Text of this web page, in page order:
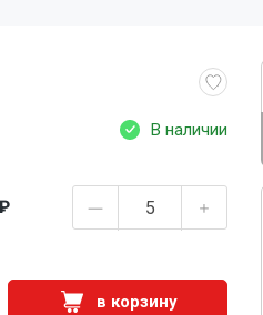
В наличии
в корзину